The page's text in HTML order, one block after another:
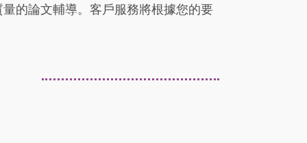
的論文輔導。客戶服務將根據您的要